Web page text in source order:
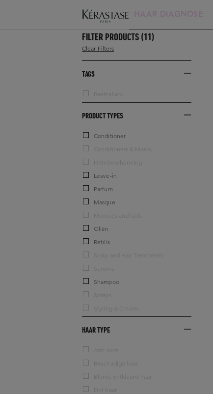
HAAR DIAGNOSE
FILTER PRODUCTS (11)
Clear Filters
TAGS
Bestsellers
PRODUCT TYPES
Conditioner
Conditioners & Masks
Hittebescherming
Leave-in
Parfum
Masque
Mousses and Gels
Oliën
Refills
Scalp and Hair Treatments
Serums
Shampoo
Sprays
Styling & Creams
HAAR TYPE
Anti-roos
Beschadigd haar
Blond, ontkleurd haar
Dof haar